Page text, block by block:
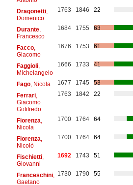
Dragonetti,
Domenico
1763 1846 22
Durante,
Francesco
1684 1755 63
Facco,
Giacomo
1676 1753 61
Faggioli,
Michelangelo
1666 1733 41
Fago, Nicola 1677 1745
53
Ferrari,
Giacomo
Gotifredo
1763 1842 22
Fiorenza
Nicola
1700 1764 64
Fiorenza
Nicolò
1700 1764 64
Fischietti,
Giovanni
1692 1743 51
Franceschini,
Gaetano
1730 1790 55